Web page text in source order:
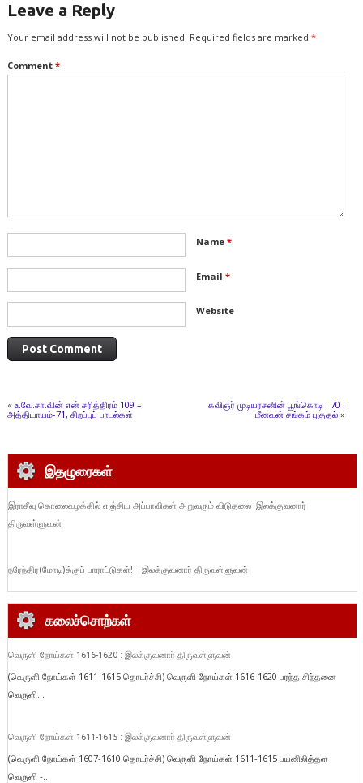
Leave a Reply
Your email address will not be published. Required fields are marked *
Comment *
Name *
Email *
Website
« உ.வே.சா.வின் என் சரித்திரம் 109 –
அத்தியாயம்-71, சிறப்புப் பாடல்கள்
கவிஞர் முடியரசனின் பூங்கொடி : 70 :
மீனவன் சங்கம் புகுதல் »
இதழுரைகள்
இராசீவு கொலைவழக்கில் எஞ்சிய அப்பாவிகள் அறுவரும் விடுதலை- இலக்குவனார்
திருவள்ளுவன்
நரேந்திர(மோடி)க்குப் பாராட்டுகள்! – இலக்குவனார் திருவள்ளுவன்
கலைச்சொற்கள்
வெருளி நோய்கள் 1616-1620 : இலக்குவனார் திருவள்ளுவன்
(வெருளி நோய்கள் 1611-1615 தொடர்ச்சி) வெருளி நோய்கள் 1616-1620 பரந்த சிந்தனை
வெருளி...
வெருளி நோய்கள் 1611-1615 : இலக்குவனார் திருவள்ளுவன்
(வெருளி நோய்கள் 1607-1610 தொடர்ச்சி) வெருளி நோய்கள் 1611-1615 பயனிலித்தள
வெருளி -...